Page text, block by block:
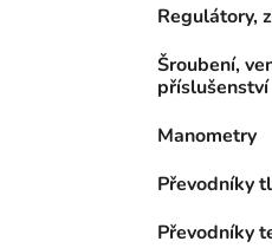
Regulátory,
Šroubení,
příslušenství
Manometry
Převodníky
Převodníky